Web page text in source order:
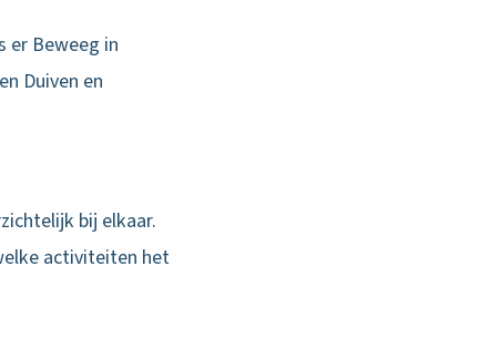
er Beweeg in
Duiven en
bij elkaar.
activiteiten het